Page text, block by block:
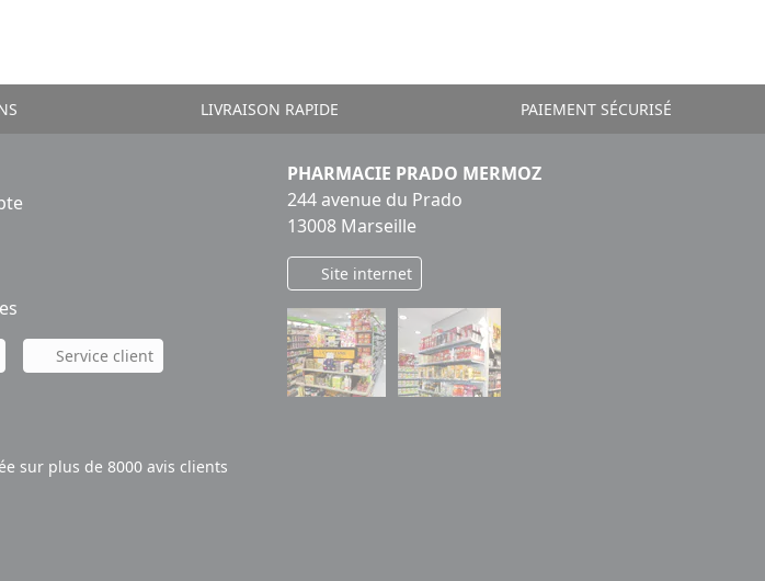
LIVRAISON RAPIDE PAIEMENT SÉCURISÉ
Service client
sur plus de 8000 avis clients
PHARMACIE PRADO MERMOZ
244 avenue du Prado
13008 Marseille
Site internet